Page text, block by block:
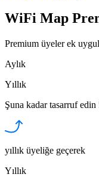
WiFi Map
Premium üyeler ek
Aylık
Yıllık
Şuna kadar tasarruf edin
yıllık üyeliğe geçerek
Yıllık